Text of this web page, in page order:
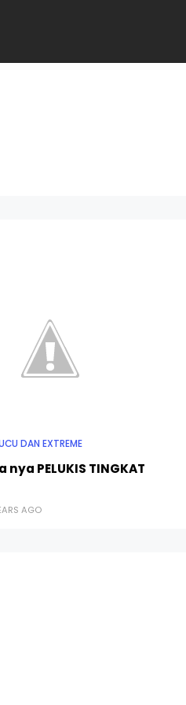
DAN EXTREME
PELUKIS TINGKAT
AGO